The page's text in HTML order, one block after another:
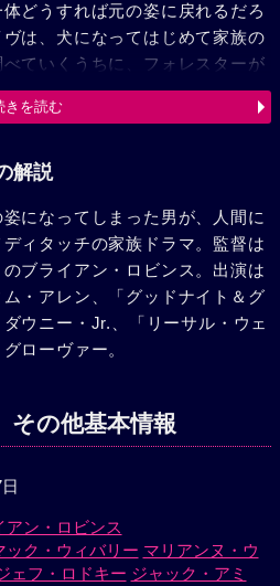
どうすれば元の姿に戻れるだろ
は、犬になってはじめて家族の
ていくうちに、フォレスターが
ーカス・コザック博士（ロバー
て無実の罪を着せられていたこと
絆は？ そして人間に戻ることは
きを読む
解説
になってしまった男が、人間に
ィタッチの家族ドラマ。監督は
のブライアン・ロビンス。出演は
ム・アレン、「グッドナイト＆グ
ウニー・Jr.、「リーサル・ウェ
ローヴァー。
その他基本情報
アン・ロビンス
ック・ウィバリー マリアンヌ・ウ
ェフ・ロドキー ジャック・アミ